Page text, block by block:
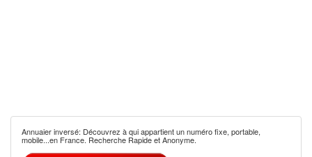
Annuaier inversé: Découvrez à qui appartient un numéro fixe, portable,
mobile...en France. Recherche Rapide et Anonyme.